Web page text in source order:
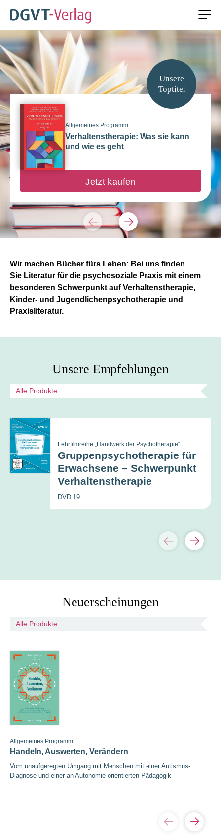
ZUM HAUPTINHALT SPRINGEN
ZUR SUCHE SPRINGEN
Start (DGVT Verlag)
Unsere
Toptitel
Allgemeines Programm
Verhaltenstherapie: Was sie kann
und wie es geht
Jetzt kaufen
Wir machen Bücher fürs Leben: Bei uns finden
Sie Literatur für die psychosoziale Praxis mit einem
besonderen Schwerpunkt auf Verhaltenstherapie,
Kinder- und Jugendlichenpsychotherapie und
Praxisliteratur.
Unsere Empfehlungen
Alle Produkte
Lehrfilmreihe „Handwerk der Psychotherapie“
Gruppenpsychotherapie für
Erwachsene – Schwerpunkt
Verhaltenstherapie
DVD 19
Neuerscheinungen
Alle Produkte
Allgemeines Programm
Handeln, Auswerten, Verändern
Vom unaufgeregten Umgang mit Menschen mit einer Autismus-
Diagnose und einer an Autonomie orientierten Pädagogik